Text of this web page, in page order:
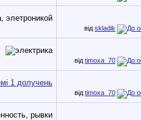
від skladik
від timoxa_70
від timoxa_70